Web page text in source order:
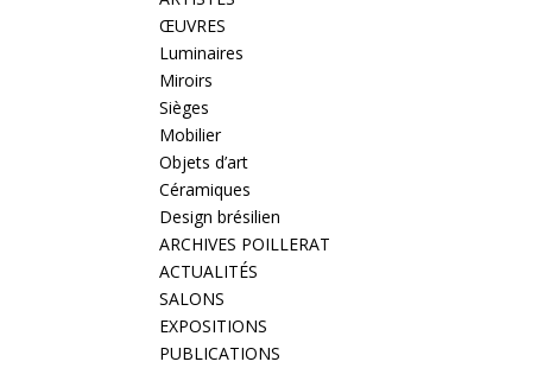
ŒUVRES
Luminaires
Miroirs
Sièges
Mobilier
Objets d’art
Céramiques
Design brésilien
ARCHIVES POILLERAT
ACTUALITÉS
SALONS
EXPOSITIONS
PUBLICATIONS